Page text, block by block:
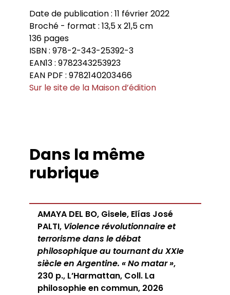
Date de publication : 11 février 2022
Broché - format : 13,5 x 21,5 cm
136 pages
ISBN : 978-2-343-25392-3
EAN13 : 9782343253923
EAN PDF : 9782140203466
Sur le site de la Maison d’édition
Dans la même
rubrique
AMAYA DEL BO, Gisele, Elías José
PALTI, Violence révolutionnaire et
terrorisme dans le débat
philosophique au tournant du XXIe
siècle en Argentine. « No matar »,
230 p., L’Harmattan, Coll. La
philosophie en commun, 2026